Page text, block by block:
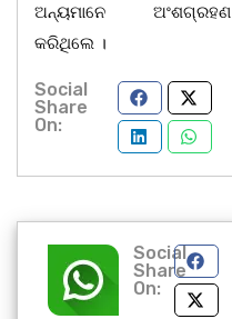
ଅନ୍ୟମାନେ ଅଂଶଗ୍ରହଣ
କରିଥିଲେ ।
Social
Share
On:
Social
Share
On: